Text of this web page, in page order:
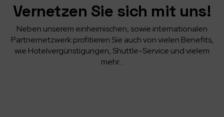
Vernetzen Sie sich mit uns!
Neben unserem einheimischen, sowie internationalen
Partnernetzwerk profitieren Sie auch von vielen Benefits,
wie Hotelvergünstigungen, Shuttle-Service und vielem
mehr…